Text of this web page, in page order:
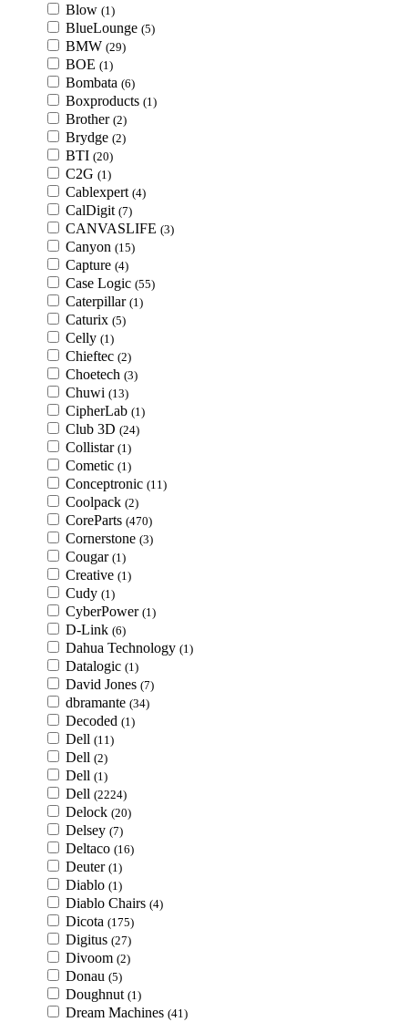
Blow (1)
BlueLounge (5)
BMW (29)
BOE (1)
Bombata (6)
Boxproducts (1)
Brother (2)
Brydge (2)
BTI (20)
C2G (1)
Cablexpert (4)
CalDigit (7)
CANVASLIFE (3)
Canyon (15)
Capture (4)
Case Logic (55)
Caterpillar (1)
Caturix (5)
Celly (1)
Chieftec (2)
Choetech (3)
Chuwi (13)
CipherLab (1)
Club 3D (24)
Collistar (1)
Cometic (1)
Conceptronic (11)
Coolpack (2)
CoreParts (470)
Cornerstone (3)
Cougar (1)
Creative (1)
Cudy (1)
CyberPower (1)
D-Link (6)
Dahua Technology (1)
Datalogic (1)
David Jones (7)
dbramante (34)
Decoded (1)
Dell (11)
Dell (2)
Dell (1)
Dell (2224)
Delock (20)
Delsey (7)
Deltaco (16)
Deuter (1)
Diablo (1)
Diablo Chairs (4)
Dicota (175)
Digitus (27)
Divoom (2)
Donau (5)
Doughnut (1)
Dream Machines (41)